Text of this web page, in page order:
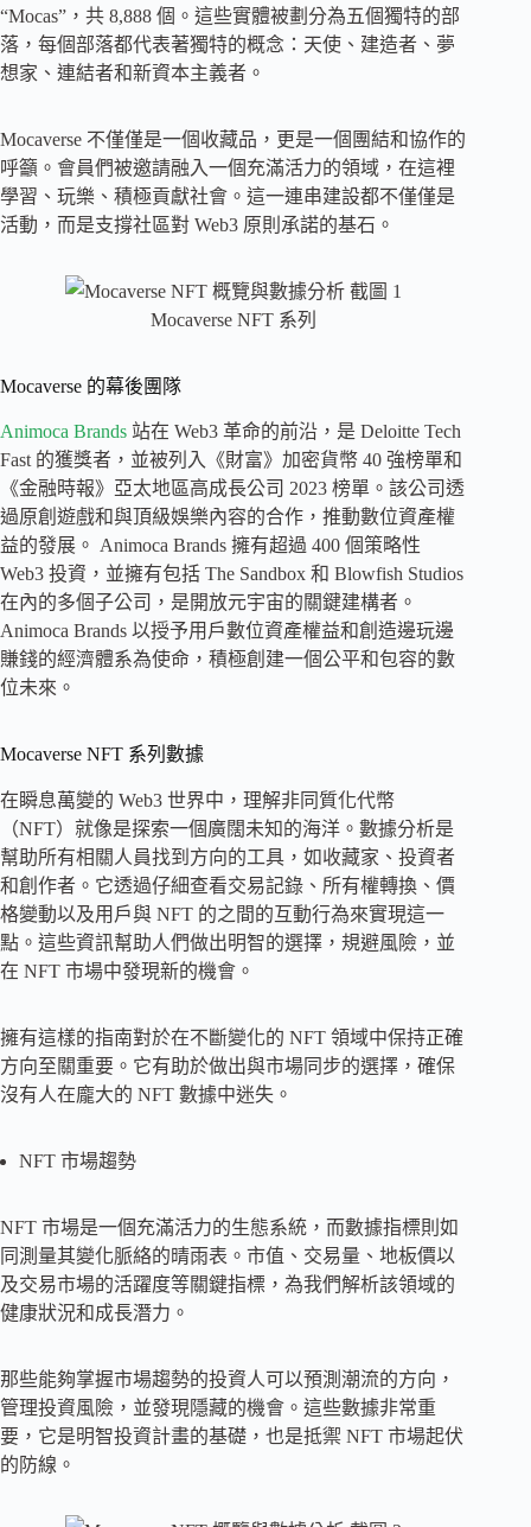
“Mocas”，共 8,888 個。這些實體被劃分為五個獨特的部
落，每個部落都代表著獨特的概念：天使、建造者、夢
想家、連結者和新資本主義者。
Mocaverse 不僅僅是一個收藏品，更是一個團結和協作的
呼籲。會員們被邀請融入一個充滿活力的領域，在這裡
學習、玩樂、積極貢獻社會。這一連串建設都不僅僅是
活動，而是支撐社區對 Web3 原則承諾的基石。
Mocaverse NFT 系列
Mocaverse 的幕後團隊
Animoca Brands 站在 Web3 革命的前沿，是 Deloitte Tech
Fast 的獲獎者，並被列入《財富》加密貨幣 40 強榜單和
《金融時報》亞太地區高成長公司 2023 榜單。該公司透
過原創遊戲和與頂級娛樂內容的合作，推動數位資產權
益的發展。 Animoca Brands 擁有超過 400 個策略性
Web3 投資，並擁有包括 The Sandbox 和 Blowfish Studios
在內的多個子公司，是開放元宇宙的關鍵建構者。
Animoca Brands 以授予用戶數位資產權益和創造邊玩邊
賺錢的經濟體系為使命，積極創建一個公平和包容的數
位未來。
Mocaverse NFT 系列數據
在瞬息萬變的 Web3 世界中，理解非同質化代幣
（NFT）就像是探索一個廣闊未知的海洋。數據分析是
幫助所有相關人員找到方向的工具，如收藏家、投資者
和創作者。它透過仔細查看交易記錄、所有權轉換、價
格變動以及用戶與 NFT 的之間的互動行為來實現這一
點。這些資訊幫助人們做出明智的選擇，規避風險，並
在 NFT 市場中發現新的機會。
擁有這樣的指南對於在不斷變化的 NFT 領域中保持正確
方向至關重要。它有助於做出與市場同步的選擇，確保
沒有人在龐大的 NFT 數據中迷失。
NFT 市場趨勢
NFT 市場是一個充滿活力的生態系統，而數據指標則如
同測量其變化脈絡的晴雨表。市值、交易量、地板價以
及交易市場的活躍度等關鍵指標，為我們解析該領域的
健康狀況和成長潛力。
那些能夠掌握市場趨勢的投資人可以預測潮流的方向，
管理投資風險，並發現隱藏的機會。這些數據非常重
要，它是明智投資計畫的基礎，也是抵禦 NFT 市場起伏
的防線。